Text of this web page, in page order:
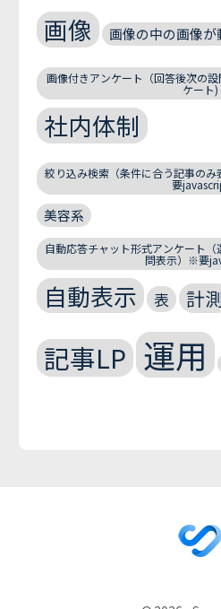
画像 画像の中の画像が
画像付きアンケート（回答後次の
ケート)
社内体制
絞り込み検索（条件に合う記事の
要
美容系
自動応答チャット形式アンケート
問表示）※要
自動表示 表 計
記事LP 運用